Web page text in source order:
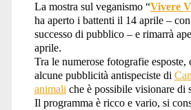
La mostra sul veganismo “Vivere
ha aperto i battenti il 14 aprile –
successo di pubblico – e rimarrà
aprile.
Tra le numerose fotografie esposte,
alcune pubblicità antispeciste di
animali che è possibile visionare di
Il programma è ricco e vario, si